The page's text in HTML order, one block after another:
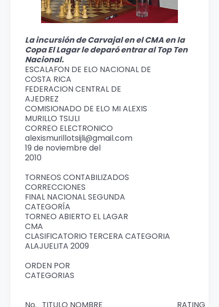
La incursión de Carvajal en el CMA en la
Copa El Lagar le deparó entrar al Top Ten
Nacional.
ESCALAFON DE ELO NACIONAL DE
COSTA RICA
FEDERACION CENTRAL DE
AJEDREZ
COMISIONADO DE ELO MI ALEXIS
MURILLO TSIJLI
CORREO ELECTRONICO
alexismurillotsijli@gmail.com
19 de noviembre del
2010
TORNEOS CONTABILIZADOS
CORRECCIONES
FINAL NACIONAL SEGUNDA
CATEGORÍA
TORNEO ABIERTO EL LAGAR
CMA
CLASIFICATORIO TERCERA CATEGORIA
ALAJUELITA 2009
ORDEN POR
CATEGORIAS